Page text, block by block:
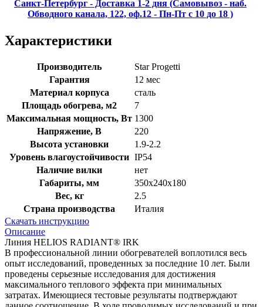
Санкт-Петербург - Доставка 1-2 дня (Самовывоз - наб.
Обводного канала, 122, оф.12 - Пн-Пт с 10 до 18 )
Характеристики
Производитель
Star Progetti
Гарантия
12 мес
Материал корпуса
сталь
Площадь обогрева, м2
7
Максимальная мощность, Вт 1300
Напряжение, В
220
Высота установки
1.9-2.2
Уровень влагоустойчивости IP54
Наличие вилки
нет
Габариты, мм
350x240x180
Вес, кг
2.5
Страна производства
Италия
Скачать инструкцию
Описание
Линия HELIOS RADIANT® IRK
В профессиональной линии обогревателей воплотился весь
опыт исследований, проведенных за последние 10 лет. Были
проведены серьезные исследования для достижения
максимального теплового эффекта при минимальных
затратах. Имеющиеся тестовые результаты подтверждают